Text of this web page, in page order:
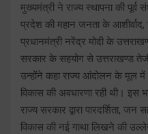
मुख्यमंत्री ने राज्य स्थापना की
प्रदेश की महान जनता के
प्रधानमंत्री नरेंद्र मोदी के
सरकार के सहयोग से उत्तराखण्ड
उन्होंने कहा राज्य आंदोलन के मूल
विकास की अवधारणा रही थी। इस
राज्य सरकार द्वारा पारदर्शिता,
विकास की नई गाथा लिखने की